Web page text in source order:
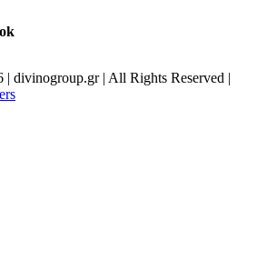
| divinogroup.gr | All Rights Reserved |